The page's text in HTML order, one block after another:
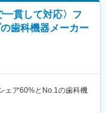
、全体的に穏やかな社風
ー/有給取得率(2024年
生
視化
ンニング
析
提言
業領域を担当していま
一貫して対応〉フ
歯科機器メーカー
ェア60%とNo.1の歯科機